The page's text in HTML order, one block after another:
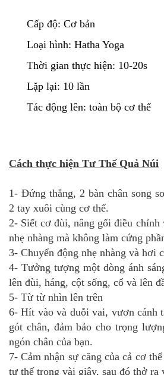
Cấp độ: Cơ bản
Loại hình: Hatha Yoga
Thời gian thực hiện: 10-20s
Lặp lại: 10 lần
Tác động lên: toàn bộ cơ thể
Cách thực hiện Tư Thế Quả Núi
1- Đứng thẳng, 2 bàn chân song
2 tay xuôi cùng cơ thể.
2- Siết cơ đùi, nâng gối điều
nhẹ nhàng mà không làm cứng
3- Chuyển động nhẹ nhàng và hơi
4- Tưởng tượng một dòng ánh
lên đùi, háng, cột sống, cổ và lên
5- Từ từ nhìn lên trên
6- Hít vào và duỗi vai, vươn cánh
gót chân, đảm bảo cho trọng
ngón chân của bạn.
7- Cảm nhận sự căng của cả cơ
tư thế trong vài giây, sau đó thở ra